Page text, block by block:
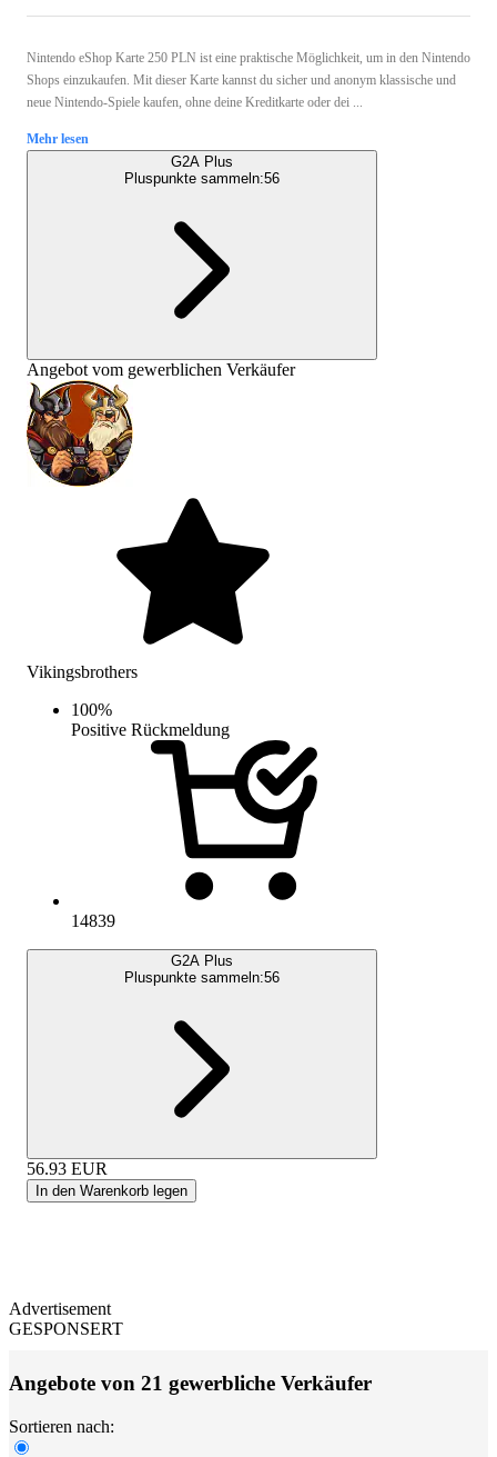
Nintendo eShop Karte 250 PLN ist eine praktische Möglichkeit, um in den Nintendo
Shops einzukaufen. Mit dieser Karte kannst du sicher und anonym klassische und
neue Nintendo-Spiele kaufen, ohne deine Kreditkarte oder dei ...
Mehr lesen
G2A Plus
Pluspunkte sammeln:56
Angebot vom gewerblichen Verkäufer
Vikingsbrothers
100%
Positive Rückmeldung
14839
G2A Plus
Pluspunkte sammeln:56
56.93 EUR
In den Warenkorb legen
Advertisement
GESPONSERT
Angebote von 21 gewerbliche Verkäufer
Sortieren nach: